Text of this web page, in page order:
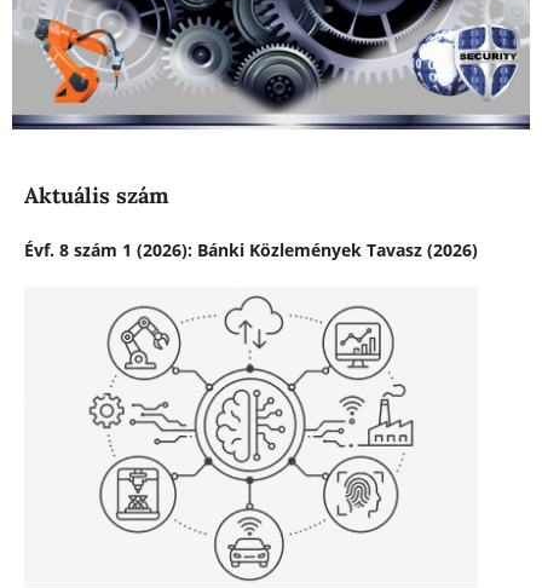
Aktuális szám
Évf. 8 szám 1 (2026): Bánki Közlemények Tavasz (2026)